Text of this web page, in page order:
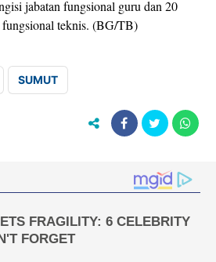
jabatan fungsional guru dan 20
teknis. (BG/TB)
SUMUT